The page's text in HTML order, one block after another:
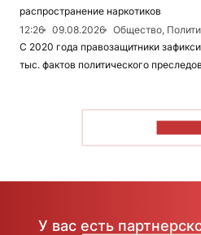
распространение наркотиков
12:26
09.08.2026
Общество,
С 2020 года правозащитники
тыс. фактов политического
У вас есть